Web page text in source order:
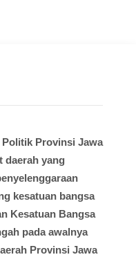
Politik Provinsi Jawa
daerah yang
kesatuan bangsa
Kesatuan Bangsa
pada awalnya
Provinsi Jawa